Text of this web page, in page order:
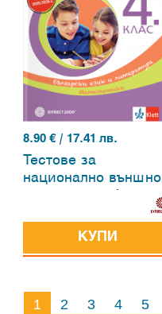
8.90 € / 17.41 лв.
Тестове за
национално външно
оценяване в 4. клас
– български език и
литература,
КУПИ
1 2 3 4 5